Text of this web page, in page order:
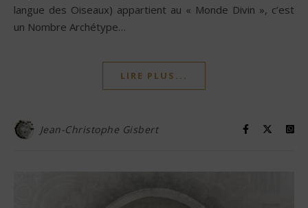
langue des Oiseaux) appartient au « Monde Divin », c’est
un Nombre Archétype…
LIRE PLUS...
Jean-Christophe Gisbert